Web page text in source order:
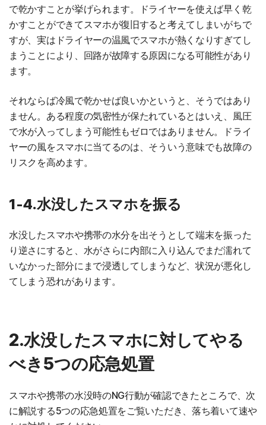
で乾かすことが挙げられます。ドライヤーを使えば早く乾
かすことができてスマホが復旧すると考えてしまいがちで
すが、実はドライヤーの温風でスマホが熱くなりすぎてし
まうことにより、回路が故障する原因になる可能性があり
ます。
それならば冷風で乾かせば良いかというと、そうではあり
ません。ある程度の気密性が保たれているとはいえ、風圧
で水が入ってしまう可能性もゼロではありません。ドライ
ヤーの風をスマホに当てるのは、そういう意味でも故障の
リスクを高めます。
1-4.水没したスマホを振る
水没したスマホや携帯の水分を出そうとして端末を振った
り逆さにすると、水がさらに内部に入り込んでまだ濡れて
いなかった部分にまで浸透してしまうなど、状況が悪化し
てしまう恐れがあります。
2.水没したスマホに対してやる
べき5つの応急処置
スマホや携帯の水没時のNG行動が確認できたところで、次
に解説する5つの応急処置をご覧いただき、落ち着いて速や